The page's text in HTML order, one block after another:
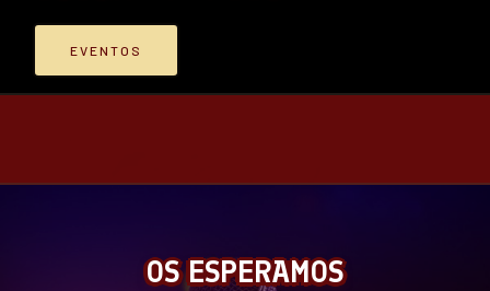
EVENTOS
OS ESPERAMOS